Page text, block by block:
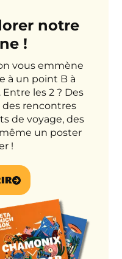
notre
!
vous emmène
à un point B à
les 2 ? Des
des rencontres
de voyage, des
un poster
!